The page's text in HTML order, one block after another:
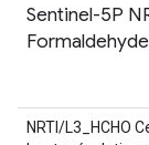
Sentinel-5P
Formaldehyde
NRTI/L3_HCHO